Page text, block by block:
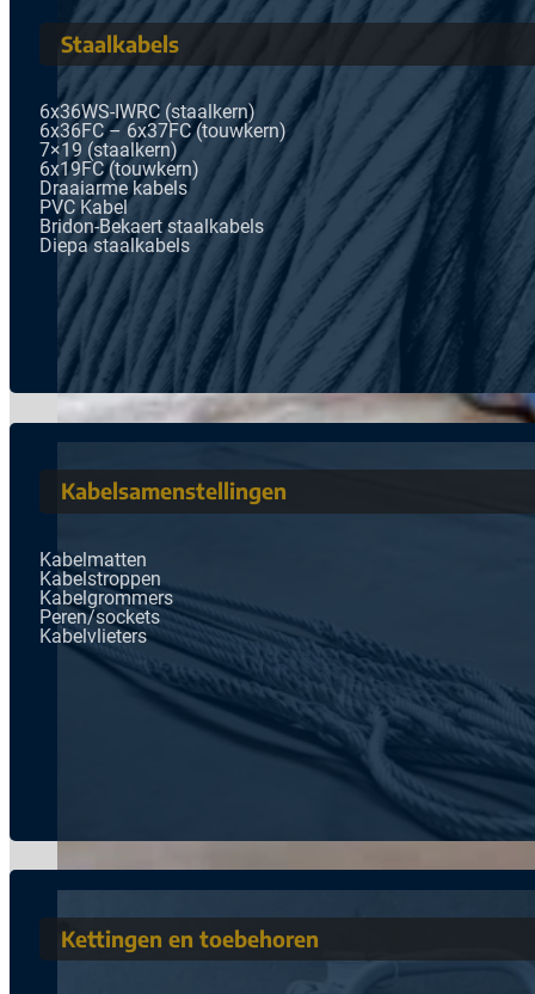
Staalkabels
6x36WS-IWRC (staalkern)
6x36FC – 6x37FC (touwkern)
7×19 (staalkern)
6x19FC (touwkern)
Draaiarme kabels
PVC Kabel
Bridon-Bekaert staalkabels
Diepa staalkabels
Kabelsamenstellingen
Kabelmatten
Kabelstroppen
Kabelgrommers
Peren/sockets
Kabelvlieters
Kettingen en toebehoren